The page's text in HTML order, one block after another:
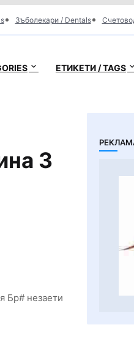
Зъболекари / Dentals
ЕТИКЕТИ / TAGS
3
Бр# незаети